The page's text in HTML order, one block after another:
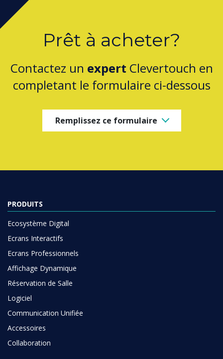
Prêt à acheter?
Contactez un expert Clevertouch en
completant le formulaire ci-dessous
Remplissez ce formulaire
PRODUITS
Ecosystème Digital
Ecrans Interactifs
Ecrans Professionnels
Affichage Dynamique
Réservation de Salle
Logiciel
Communication Unifiée
Accessoires
Collaboration